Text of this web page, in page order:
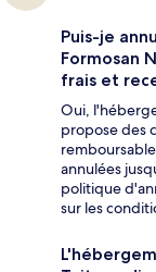
Puis-je
Formosan
frais et
Oui,
propose des
annulées
politique
sur les